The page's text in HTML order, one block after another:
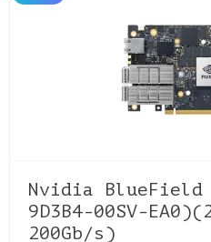
Nvidia BlueField
9D3B4-00SV-
200Gb/s)